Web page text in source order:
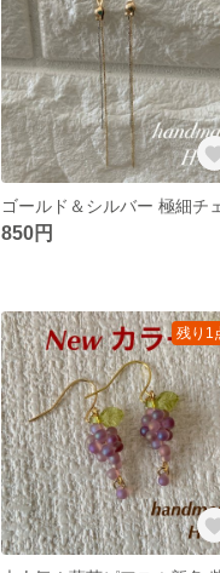
850円
残り1